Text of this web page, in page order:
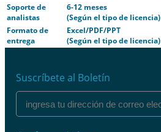
Soporte de
analistas
6-12 meses
(Según el tipo de licencia)
Formato de
entrega
Excel/PDF/PPT
(Según el tipo de licencia)
Suscríbete al Boletín